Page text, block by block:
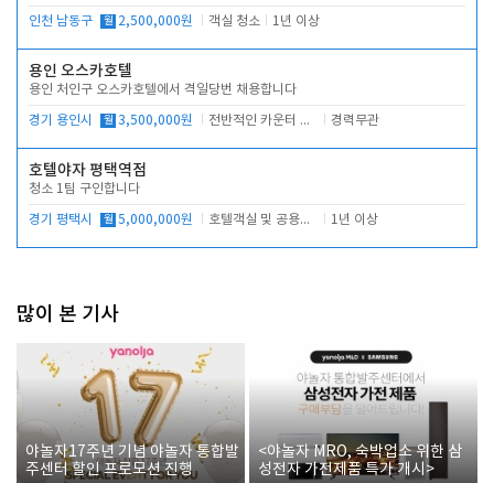
인천 남동구 월 2,500,000원 객실 청소 1년 이상
용인 오스카호텔
용인 처인구 오스카호텔에서 격일당번 채용합니다
경기 용인시 월 3,500,000원 전반적인 카운터 업무 경력무관
호텔야자 평택역점
청소 1팀 구인합니다
경기 평택시 월 5,000,000원 호텔객실 및 공용시설 청소 관리 1년 이상
많이 본 기사
야놀자17주년 기념 야놀자 통합발
주센터 할인 프로모션 진행
<야놀자 MRO, 숙박업소 위한 삼
성전자 가전제품 특가 개시>